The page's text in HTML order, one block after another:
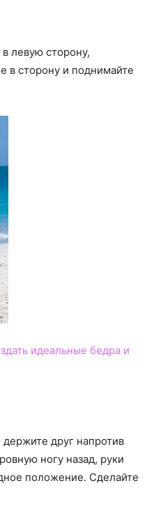
левую сторону,
в сторону и поднимайте
идеальные бедра и
друг напротив
ногу назад, руки
положение. Сделайте